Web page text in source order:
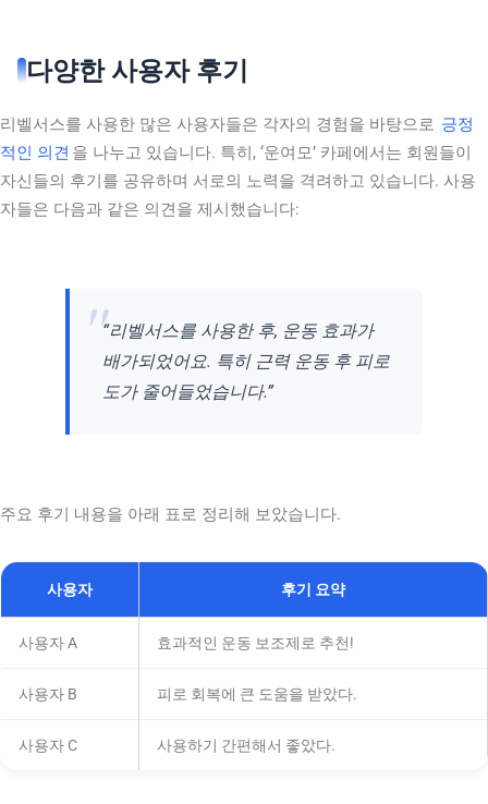
다양한 사용자 후기
리벨서스를 사용한 많은 사용자들은 각자의 경험을 바탕으로 긍정
적인 의견 을 나누고 있습니다. 특히, ‘운여모’ 카페에서는 회원들이
자신들의 후기를 공유하며 서로의 노력을 격려하고 있습니다. 사용
자들은 다음과 같은 의견을 제시했습니다:
“리벨서스를 사용한 후, 운동 효과가
배가되었어요. 특히 근력 운동 후 피로
도가 줄어들었습니다.”
주요 후기 내용을 아래 표로 정리해 보았습니다.
사용자 후기 요약
사용자 A 효과적인 운동 보조제로 추천!
사용자 B 피로 회복에 큰 도움을 받았다.
사용자 C 사용하기 간편해서 좋았다.